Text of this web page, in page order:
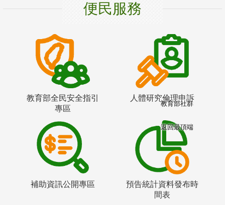
便民服務
教育部全民安全指引
專區
人體研究倫理申訴
補助資訊公開專區
預告統計資料發布時
間表
教育部社群
返回最頂端